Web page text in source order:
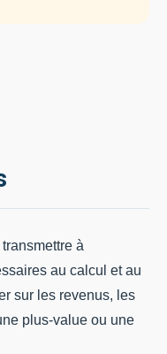
à
au calcul et au
sur les revenus, les
plus-value ou une